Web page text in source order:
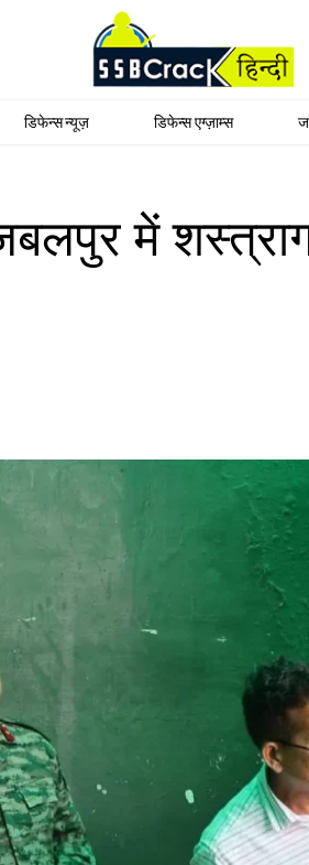
डिफेन्स न्यूज़ डिफेन्स एग्ज़ाम्स
में